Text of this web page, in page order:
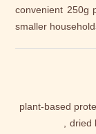
convenient 250g
smaller
plant-based
, dried